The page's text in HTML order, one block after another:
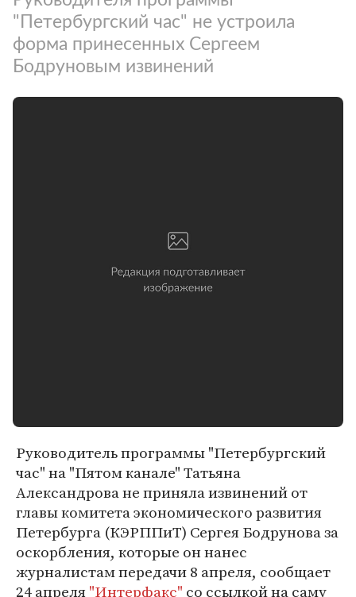
"Петербургский час" не устроила
форма принесенных Сергеем
Бодруновым извинений
Руководитель программы "Петербургский
час" на "Пятом канале" Татьяна
Александрова не приняла извинений от
главы комитета экономического развития
Петербурга (КЭРППиТ) Сергея Бодрунова за
оскорбления, которые он нанес
журналистам передачи 8 апреля, сообщает
24 апреля"Интерфакс" со ссылкой на саму